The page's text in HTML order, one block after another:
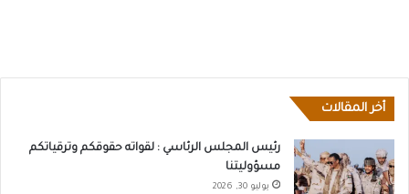
أخر المقالات
رئيس المجلس الرئاسي : لقواته حقوقكم وترقياتكم
مسؤوليتنا
يوليو 30, 2026